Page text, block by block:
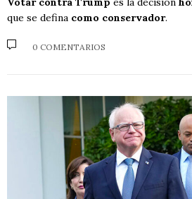
que se defina como conservador.
0 COMENTARIOS